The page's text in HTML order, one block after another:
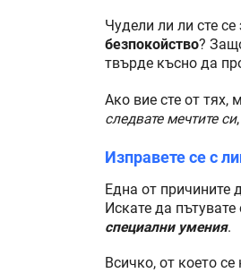
Чудели ли ли сте се
безпокойство?
твърде късно да
Ако вие сте от тях,
следвате мечтите си
Изправете се с
Една от причините
Искате да
специални умения.
Всичко, от което